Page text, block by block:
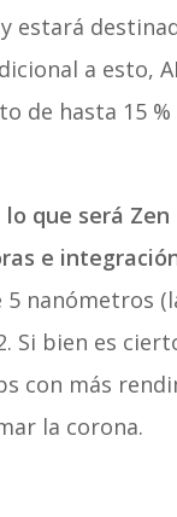
estará
a esto,
de hasta 15
que será
e
nanómetros
Si bien es
con más
la corona.